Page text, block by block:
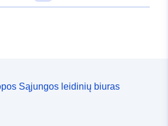
Sąjungos leidinių biuras